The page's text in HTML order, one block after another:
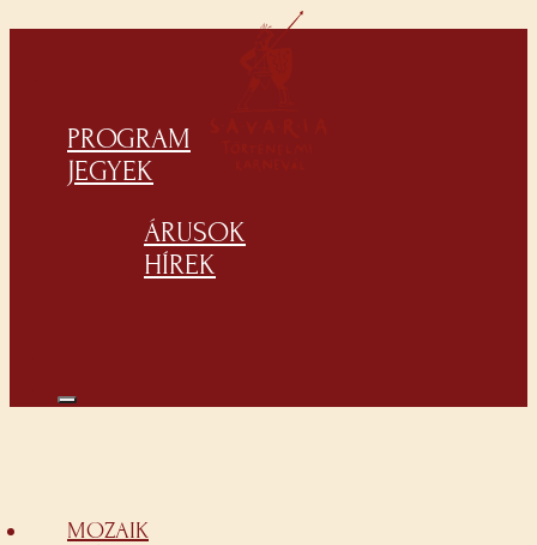
PROGRAM
JEGYEK
ÁRUSOK
HÍREK
MOZAIK